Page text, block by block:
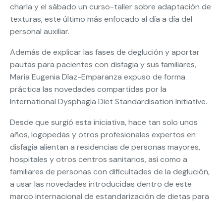
charla y el sábado un curso-taller sobre adaptación de
texturas, este último más enfocado al día a día del
personal auxiliar.
Además de explicar las fases de deglución y aportar
pautas para pacientes con disfagia y sus familiares,
Maria Eugenia Díaz-Emparanza expuso de forma
práctica las novedades compartidas por la
International Dysphagia Diet Standardisation Initiative.
Desde que surgió esta iniciativa, hace tan solo unos
años, logopedas y otros profesionales expertos en
disfagia alientan a residencias de personas mayores,
hospitales y otros centros sanitarios, así como a
familiares de personas con dificultades de la deglución,
a usar las novedades introducidas dentro de este
marco internacional de estandarización de dietas para